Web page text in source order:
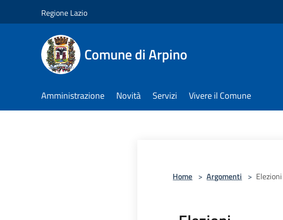
Regione Lazio
Comune di Arpino
Amministrazione Novità Servizi Vivere il Comune
Home > Argomenti > Elezioni